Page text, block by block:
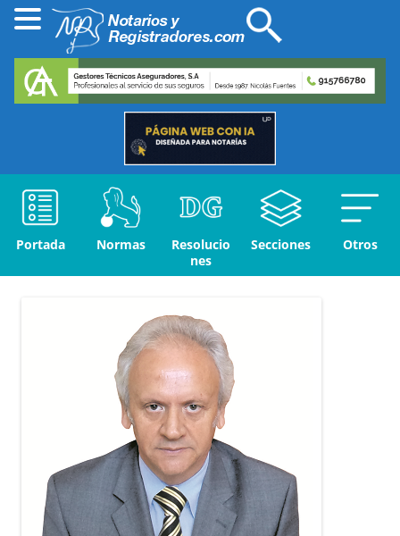
Portada Normas
Resolucio
nes
Secciones Otros